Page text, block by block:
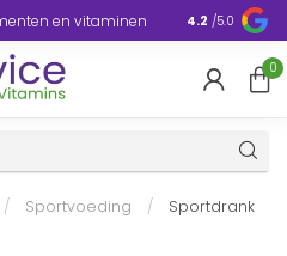
en vitaminen Europa
4.2 /5.0
0
/ Sportvoeding / Sportdrank